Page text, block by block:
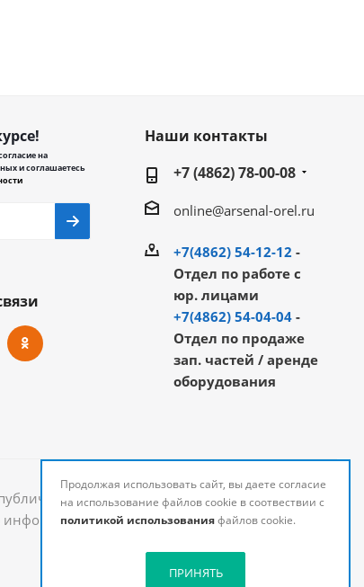
на
и соглашаетесь
Наши контакты
+7 (4862) 78-00-08
online@arsenal-orel.ru
+7(4862) 54-12-12 -
Отдел по работе с
юр. лицами
+7(4862) 54-04-04-
Отдел по продаже
зап. частей / аренде
оборудования
офертой и могут быть изменены.
информацию о стоимости и наличии товаров
Продолжая использовать сайт, вы даете согласие
на использование файлов cookie в соотвествии с
политикой использованияфайлов cookie.
ПРИНЯТЬ